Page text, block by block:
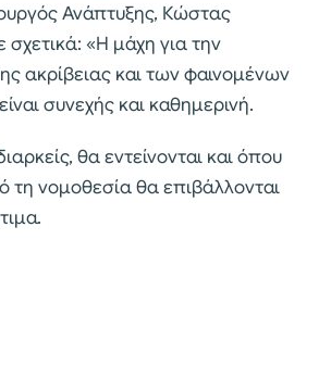
Ανάπτυξης, Κώστας
«Η μάχη για την
ακρίβειας και των φαινομένων
συνεχής και καθημερινή.
θα εντείνονται και όπου
τη νομοθεσία θα επιβάλλονται